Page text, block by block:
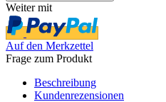
Weiter mit
Auf den Merkzettel
Frage zum Produkt
Beschreibung
Kundenrezensionen